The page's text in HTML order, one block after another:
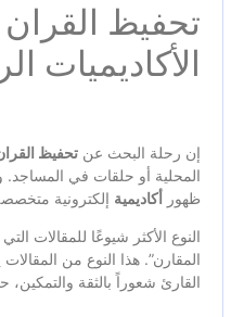
تحفيظ
الأكاديميات
إن رحلة البحث عنتحفيظ
المحلية أو حلقات في المساجد.
ظهور أكاديمية إلكترونية
النوع الأكثر شيوعًا للمقالات
المقارن”. هذا النوع من
القارئ شعوراً بالثقة والتمكين،